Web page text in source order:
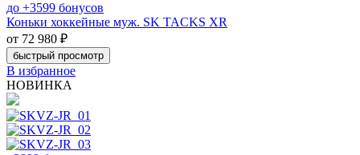
до +3599 бонусов
Коньки хоккейные муж. SK TACKS XR
от 72 980 ₽
быстрый просмотр
В избранное
НОВИНКА